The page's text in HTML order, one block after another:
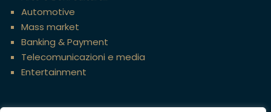
Automotive
Mass market
Banking & Payment
Telecomunicazioni e media
Entertainment